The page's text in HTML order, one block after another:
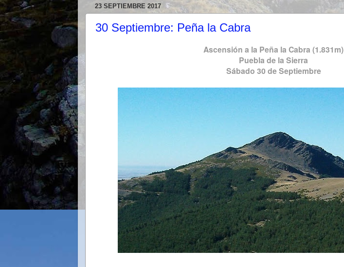
23 SEPTIEMBRE 2017
30 Septiembre: Peña la Cabra
Ascensión a la Peña la Cabra (1.831m)
Puebla de la Sierra
Sábado 30 de Septiembre